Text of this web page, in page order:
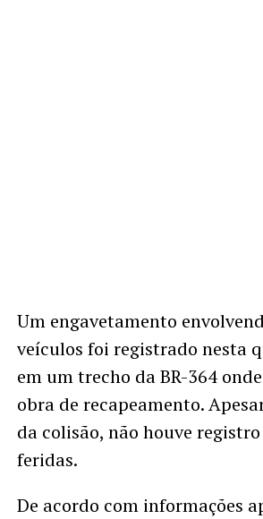
Um engavetamento
veículos foi registrado nesta
em um trecho da BR-364
obra de recapeamento.
da colisão, não houve registro
feridas.
De acordo com informações